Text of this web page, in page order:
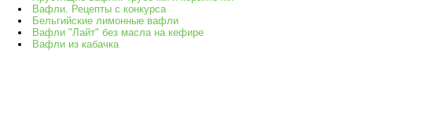
Вафли. Рецепты с конкурса
Бельгийские лимонные вафли
Вафли "Лайт" без масла на кефире
Вафли из кабачка